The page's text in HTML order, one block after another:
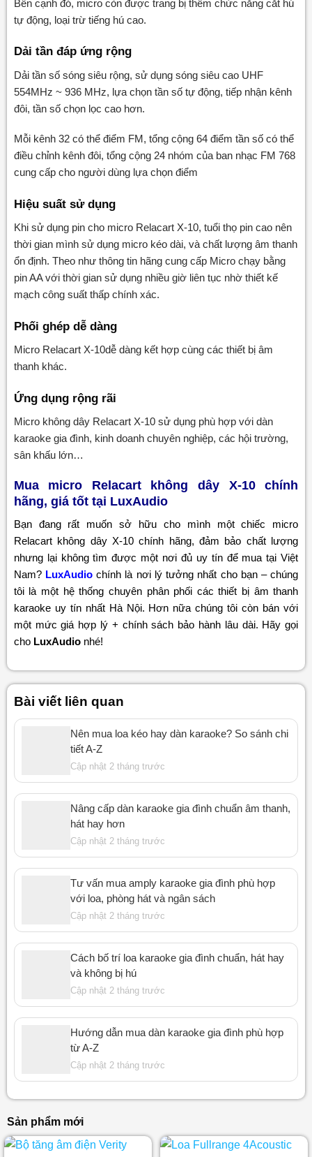
Bên cạnh đó, micro còn được trang bị thêm chức năng cắt hú
tự động, loại trừ tiếng hú cao.
Dải tần đáp ứng rộng
Dải tần số sóng siêu rộng, sử dụng sóng siêu cao UHF
554MHz ~ 936 MHz, lựa chọn tần số tự động, tiếp nhận kênh
đôi, tần số chọn lọc cao hơn.
Mỗi kênh 32 có thể điểm FM, tổng cộng 64 điểm tần số có thể
điều chỉnh kênh đôi, tổng cộng 24 nhóm của ban nhạc FM 768
cung cấp cho người dùng lựa chọn điểm
Hiệu suất sử dụng
Khi sử dụng pin cho micro Relacart X-10, tuổi thọ pin cao nên
thời gian mình sử dụng micro kéo dài, và chất lượng âm thanh
ổn định. Theo như thông tin hãng cung cấp Micro chạy bằng
pin AA với thời gian sử dụng nhiều giờ liên tục nhờ thiết kế
mạch công suất thấp chính xác.
Phối ghép dễ dàng
Micro Relacart X-10dễ dàng kết hợp cùng các thiết bị âm
thanh khác.
Ứng dụng rộng rãi
Micro không dây Relacart X-10 sử dụng phù hợp với dàn
karaoke gia đình, kinh doanh chuyên nghiệp, các hội trường,
sân khấu lớn…
Mua micro Relacart không dây X-10 chính
hãng, giá tốt tại LuxAudio
Bạn đang rất muốn sở hữu cho mình một chiếc micro
Relacart không dây X-10 chính hãng, đảm bảo chất lượng
nhưng lại không tìm được một nơi đủ uy tín để mua tại Việt
Nam? LuxAudio chính là nơi lý tưởng nhất cho bạn – chúng
tôi là một hệ thống chuyên phân phối các thiết bị âm thanh
karaoke uy tín nhất Hà Nội. Hơn nữa chúng tôi còn bán với
một mức giá hợp lý + chính sách bảo hành lâu dài. Hãy gọi
cho LuxAudionhé!
Bài viết liên quan
Nên mua loa kéo hay dàn karaoke? So sánh chi
tiết A-Z
Cập nhật 2 tháng trước
Nâng cấp dàn karaoke gia đình chuẩn âm thanh,
hát hay hơn
Cập nhật 2 tháng trước
Tư vấn mua amply karaoke gia đình phù hợp
với loa, phòng hát và ngân sách
Cập nhật 2 tháng trước
Cách bố trí loa karaoke gia đình chuẩn, hát hay
và không bị hú
Cập nhật 2 tháng trước
Hướng dẫn mua dàn karaoke gia đình phù hợp
từ A-Z
Cập nhật 2 tháng trước
Sản phẩm mới